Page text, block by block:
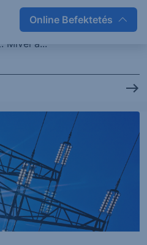
Online Befektetés
28-ra összehívott
Mivel a...